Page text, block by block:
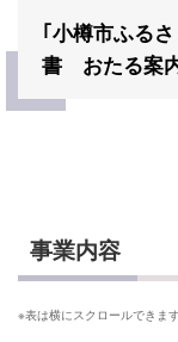
｢小樽市ふる
書 おたる案
事業内容